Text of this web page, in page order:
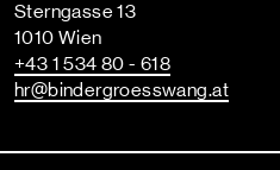
Sterngasse 13
1010 Wien
+43 1 534 80 - 618
hr@bindergroesswang.at